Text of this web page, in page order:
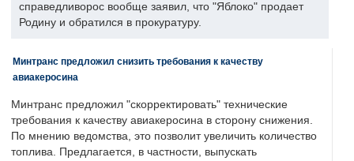
справедливорос вообще заявил, что "Яблоко" продает
Родину и обратился в прокуратуру.
Минтранс предложил снизить требования к качеству
авиакеросина
Минтранс предложил "скорректировать" технические
требования к качеству авиакеросина в сторону снижения.
По мнению ведомства, это позволит увеличить количество
топлива. Предлагается, в частности, выпускать